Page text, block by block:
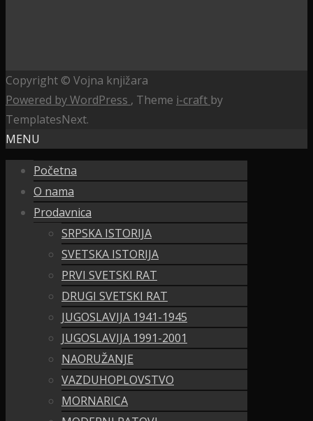
Copyright © Vojna knjižara
Powered by WordPress , Theme i-craft by
TemplatesNext.
MENU
Početna
O nama
Prodavnica
SRPSKA ISTORIJA
SVETSKA ISTORIJA
PRVI SVETSKI RAT
DRUGI SVETSKI RAT
JUGOSLAVIJA 1941-1945
JUGOSLAVIJA 1991-2001
NAORUŽANJE
VAZDUHOPLOVSTVO
MORNARICA